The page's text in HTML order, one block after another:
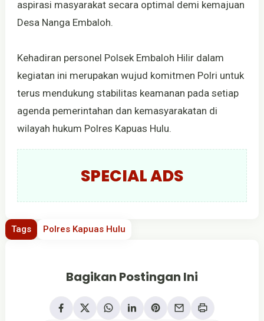
aspirasi masyarakat secara optimal demi kemajuan
Desa Nanga Embaloh.
Kehadiran personel Polsek Embaloh Hilir dalam
kegiatan ini merupakan wujud komitmen Polri untuk
terus mendukung stabilitas keamanan pada setiap
agenda pemerintahan dan kemasyarakatan di
wilayah hukum Polres Kapuas Hulu.
SPECIAL ADS
Tags Polres Kapuas Hulu
Bagikan Postingan Ini